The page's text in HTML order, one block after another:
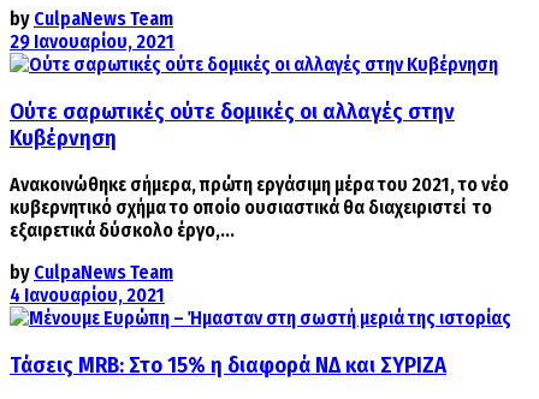
by CulpaNews Team
29 Ιανουαρίου, 2021
Ούτε σαρωτικές ούτε δομικές οι αλλαγές στην
Κυβέρνηση
Ανακοινώθηκε σήμερα, πρώτη εργάσιμη μέρα του 2021, το νέο
κυβερνητικό σχήμα το οποίο ουσιαστικά θα διαχειριστεί το
εξαιρετικά δύσκολο έργο,...
by CulpaNews Team
4 Ιανουαρίου, 2021
Τάσεις MRB: Στο 15% η διαφορά ΝΔ και ΣΥΡΙΖΑ